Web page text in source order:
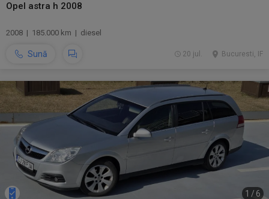
Opel astra h 2008
2008 | 185.000 km | diesel
Sună Bucuresti, IF
20 jul.
1 / 6